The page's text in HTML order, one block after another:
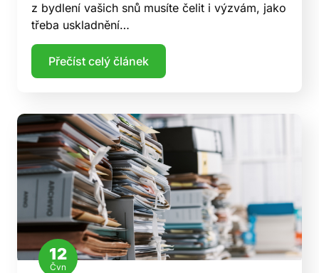
z bydlení vašich snů musíte čelit i výzvám, jako
třeba uskladnění…
Přečíst celý článek
12
Čvn